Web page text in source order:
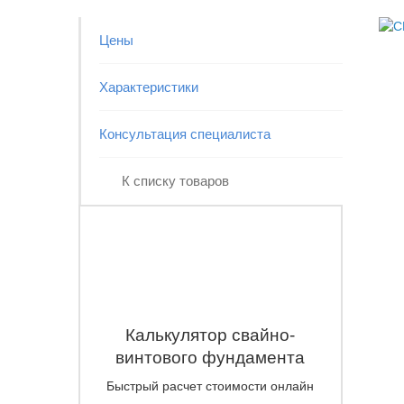
Цены
Характеристики
Консультация специалиста
К списку товаров
Калькулятор свайно-
винтового фундамента
Быстрый расчет стоимости онлайн